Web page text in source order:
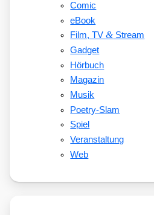
Comic
eBook
Film, TV&Stream
Gadget
Hörbuch
Magazin
Musik
Poetry-Slam
Spiel
Veranstaltung
Web